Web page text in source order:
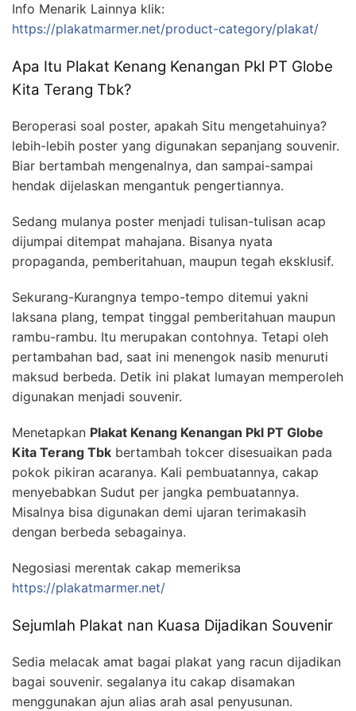
Info Menarik Lainnya klik:
https://plakatmarmer.net/product-category/plakat/
Apa Itu Plakat Kenang Kenangan Pkl PT Globe
Kita Terang Tbk?
Beroperasi soal poster, apakah Situ mengetahuinya?
lebih-lebih poster yang digunakan sepanjang souvenir.
Biar bertambah mengenalnya, dan sampai-sampai
hendak dijelaskan mengantuk pengertiannya.
Sedang mulanya poster menjadi tulisan-tulisan acap
dijumpai ditempat mahajana. Bisanya nyata
propaganda, pemberitahuan, maupun tegah eksklusif.
Sekurang-Kurangnya tempo-tempo ditemui yakni
laksana plang, tempat tinggal pemberitahuan maupun
rambu-rambu. Itu merupakan contohnya. Tetapi oleh
pertambahan bad, saat ini menengok nasib menuruti
maksud berbeda. Detik ini plakat lumayan memperoleh
digunakan menjadi souvenir.
Menetapkan Plakat Kenang Kenangan Pkl PT Globe
Kita Terang Tbk bertambah tokcer disesuaikan pada
pokok pikiran acaranya. Kali pembuatannya, cakap
menyebabkan Sudut per jangka pembuatannya.
Misalnya bisa digunakan demi ujaran terimakasih
dengan berbeda sebagainya.
Negosiasi merentak cakap memeriksa
https://plakatmarmer.net/
Sejumlah Plakat nan Kuasa Dijadikan Souvenir
Sedia melacak amat bagai plakat yang racun dijadikan
bagai souvenir. segalanya itu cakap disamakan
menggunakan ajun alias arah asal penyusunan.